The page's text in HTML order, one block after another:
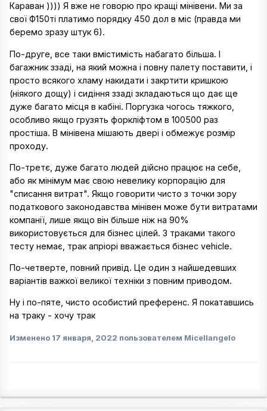
Караван )))) Я вже не говорю про кращі мінівени. Ми за
свої Ф150ті платимо порядку 450 дол в міс (правда ми
беремо зразу штук 6).
По-друге, все таки вмістимість набагато більша. І
багажник ззаді, на який можна і повну палету поставити, і
просто всякого хламу накидати і закртити кришкою
(ніякого дощу) і сидіння ззаді зкладаються що дає ще
дуже багато місця в кабіні. Поргузка чогось тяжкого,
особливо якщо грузять форкліфтом в 100500 раз
простіша. В мінівена мішають двері і обмежує розмір
проходу.
По-третє, дуже багато людей дійсно працює на себе,
або як мінімум має свою невелику корпорацію для
"списання витрат". Якщо говорити чисто з точки зору
податкового законодавства мінівен може бути витратами
компанії, лише якщо він більше ніж на 90%
використовується для бізнес цілей. З траками такого
тесту немає, трак апріорі вважається бізнес vehicle.
По-четверте, повний привід. Це один з найшедевших
варіантів важкої великої техніки з повним приводом.
Ну і по-пяте, чисто особистий преференс. Я покатавшись
на траку - хочу трак
Изменено 17 января, 2022 пользователем Micellangelo